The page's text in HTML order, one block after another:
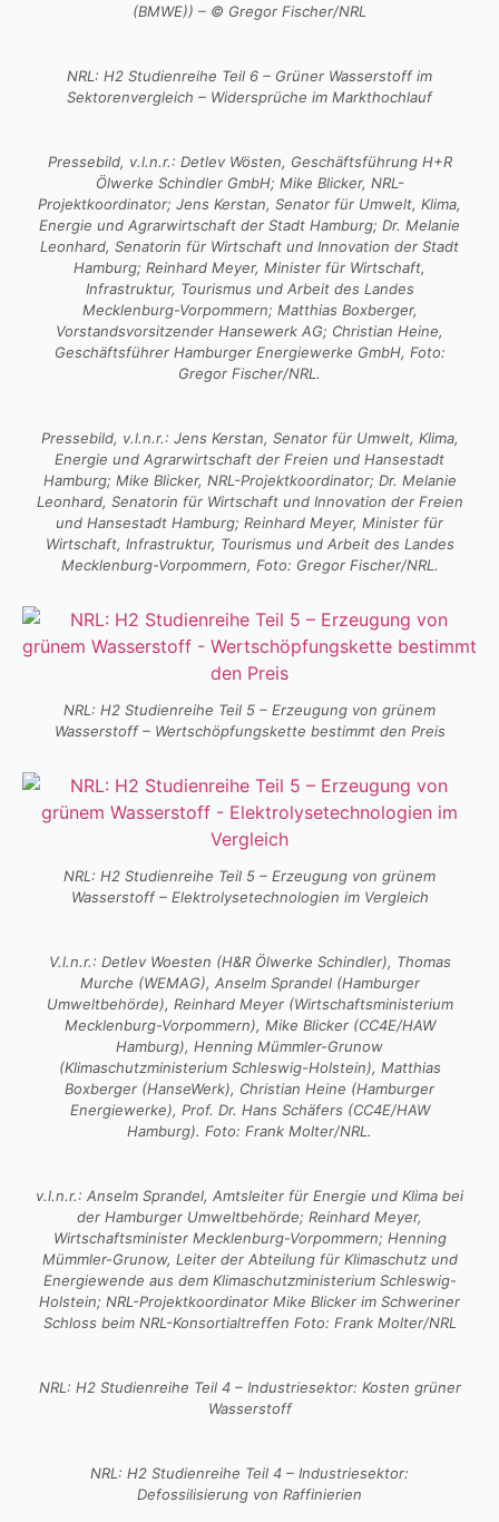
(BMWE)) – © Gregor Fischer/NRL
NRL: H2 Studienreihe Teil 6 – Grüner Wasserstoff im
Sektorenvergleich – Widersprüche im Markthochlauf
Pressebild, v.l.n.r.: Detlev Wösten, Geschäftsführung H+R
Ölwerke Schindler GmbH; Mike Blicker, NRL-
Projektkoordinator; Jens Kerstan, Senator für Umwelt, Klima,
Energie und Agrarwirtschaft der Stadt Hamburg; Dr. Melanie
Leonhard, Senatorin für Wirtschaft und Innovation der Stadt
Hamburg; Reinhard Meyer, Minister für Wirtschaft,
Infrastruktur, Tourismus und Arbeit des Landes
Mecklenburg-Vorpommern; Matthias Boxberger,
Vorstandsvorsitzender Hansewerk AG; Christian Heine,
Geschäftsführer Hamburger Energiewerke GmbH, Foto:
Gregor Fischer/NRL.
Pressebild, v.l.n.r.: Jens Kerstan, Senator für Umwelt, Klima,
Energie und Agrarwirtschaft der Freien und Hansestadt
Hamburg; Mike Blicker, NRL-Projektkoordinator; Dr. Melanie
Leonhard, Senatorin für Wirtschaft und Innovation der Freien
und Hansestadt Hamburg; Reinhard Meyer, Minister für
Wirtschaft, Infrastruktur, Tourismus und Arbeit des Landes
Mecklenburg-Vorpommern, Foto: Gregor Fischer/NRL.
NRL: H2 Studienreihe Teil 5 – Erzeugung von grünem
Wasserstoff – Wertschöpfungskette bestimmt den Preis
NRL: H2 Studienreihe Teil 5 – Erzeugung von grünem
Wasserstoff – Elektrolysetechnologien im Vergleich
V.l.n.r.: Detlev Woesten (H&R Ölwerke Schindler), Thomas
Murche (WEMAG), Anselm Sprandel (Hamburger
Umweltbehörde), Reinhard Meyer (Wirtschaftsministerium
Mecklenburg-Vorpommern), Mike Blicker (CC4E/HAW
Hamburg), Henning Mümmler-Grunow
(Klimaschutzministerium Schleswig-Holstein), Matthias
Boxberger (HanseWerk), Christian Heine (Hamburger
Energiewerke), Prof. Dr. Hans Schäfers (CC4E/HAW
Hamburg). Foto: Frank Molter/NRL.
v.l.n.r.: Anselm Sprandel, Amtsleiter für Energie und Klima bei
der Hamburger Umweltbehörde; Reinhard Meyer,
Wirtschaftsminister Mecklenburg-Vorpommern; Henning
Mümmler-Grunow, Leiter der Abteilung für Klimaschutz und
Energiewende aus dem Klimaschutzministerium Schleswig-
Holstein; NRL-Projektkoordinator Mike Blicker im Schweriner
Schloss beim NRL-Konsortialtreffen Foto: Frank Molter/NRL
NRL: H2 Studienreihe Teil 4 – Industriesektor: Kosten grüner
Wasserstoff
NRL: H2 Studienreihe Teil 4 – Industriesektor:
Defossilisierung von Raffinierien